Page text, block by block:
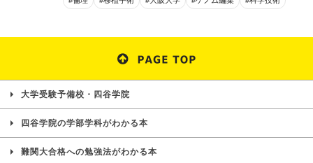
大学受験予備校・四谷学院
四谷学院の学部学科がわかる本
難関大合格への勉強法がわかる本